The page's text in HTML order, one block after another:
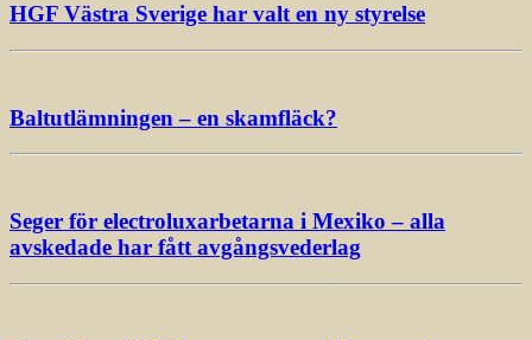
HGF Västra Sverige har valt en ny styrelse
Baltutlämningen – en skamfläck?
Seger för electroluxarbetarna i Mexiko – alla
avskedade har fått avgångsvederlag